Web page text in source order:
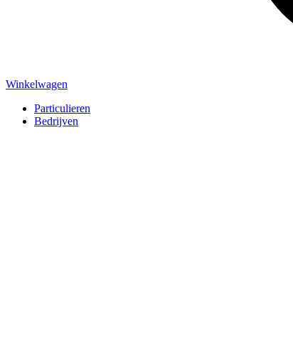
Winkelwagen
Particulieren
Bedrijven